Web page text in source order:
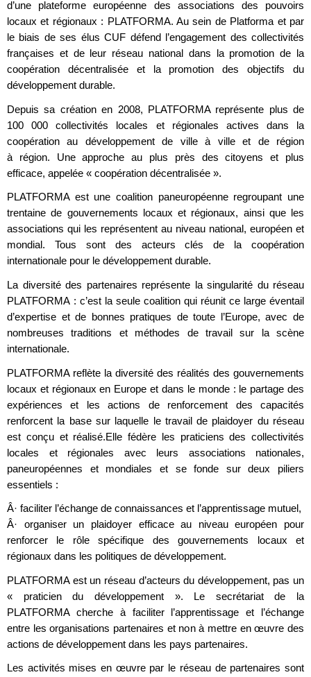
d’une plateforme européenne des associations des pouvoirs
locaux et régionaux : PLATFORMA. Au sein de Platforma et par
le biais de ses élus CUF défend l’engagement des collectivités
françaises et de leur réseau national dans la promotion de la
coopération décentralisée et la promotion des objectifs du
développement durable.
Depuis sa création en 2008, PLATFORMA représente plus de
100 000 collectivités locales et régionales actives dans la
coopération au développement de ville à ville et de région
à région. Une approche au plus près des citoyens et plus
efficace, appelée « coopération décentralisée ».
PLATFORMA est une coalition paneuropéenne regroupant une
trentaine de gouvernements locaux et régionaux, ainsi que les
associations qui les représentent au niveau national, européen et
mondial. Tous sont des acteurs clés de la coopération
internationale pour le développement durable.
La diversité des partenaires représente la singularité du réseau
PLATFORMA : c’est la seule coalition qui réunit ce large éventail
d’expertise et de bonnes pratiques de toute l’Europe, avec de
nombreuses traditions et méthodes de travail sur la scène
internationale.
PLATFORMA reflète la diversité des réalités des gouvernements
locaux et régionaux en Europe et dans le monde : le partage des
expériences et les actions de renforcement des capacités
renforcent la base sur laquelle le travail de plaidoyer du réseau
est conçu et réalisé.Elle fédère les praticiens des collectivités
locales et régionales avec leurs associations nationales,
paneuropéennes et mondiales et se fonde sur deux piliers
essentiels :
Â· faciliter l’échange de connaissances et l’apprentissage mutuel,
Â· organiser un plaidoyer efficace au niveau européen pour
renforcer le rôle spécifique des gouvernements locaux et
régionaux dans les politiques de développement.
PLATFORMA est un réseau d’acteurs du développement, pas un
« praticien du développement ». Le secrétariat de la
PLATFORMA cherche à faciliter l’apprentissage et l’échange
entre les organisations partenaires et non à mettre en œuvre des
actions de développement dans les pays partenaires.
Les activités mises en œuvre par le réseau de partenaires sont